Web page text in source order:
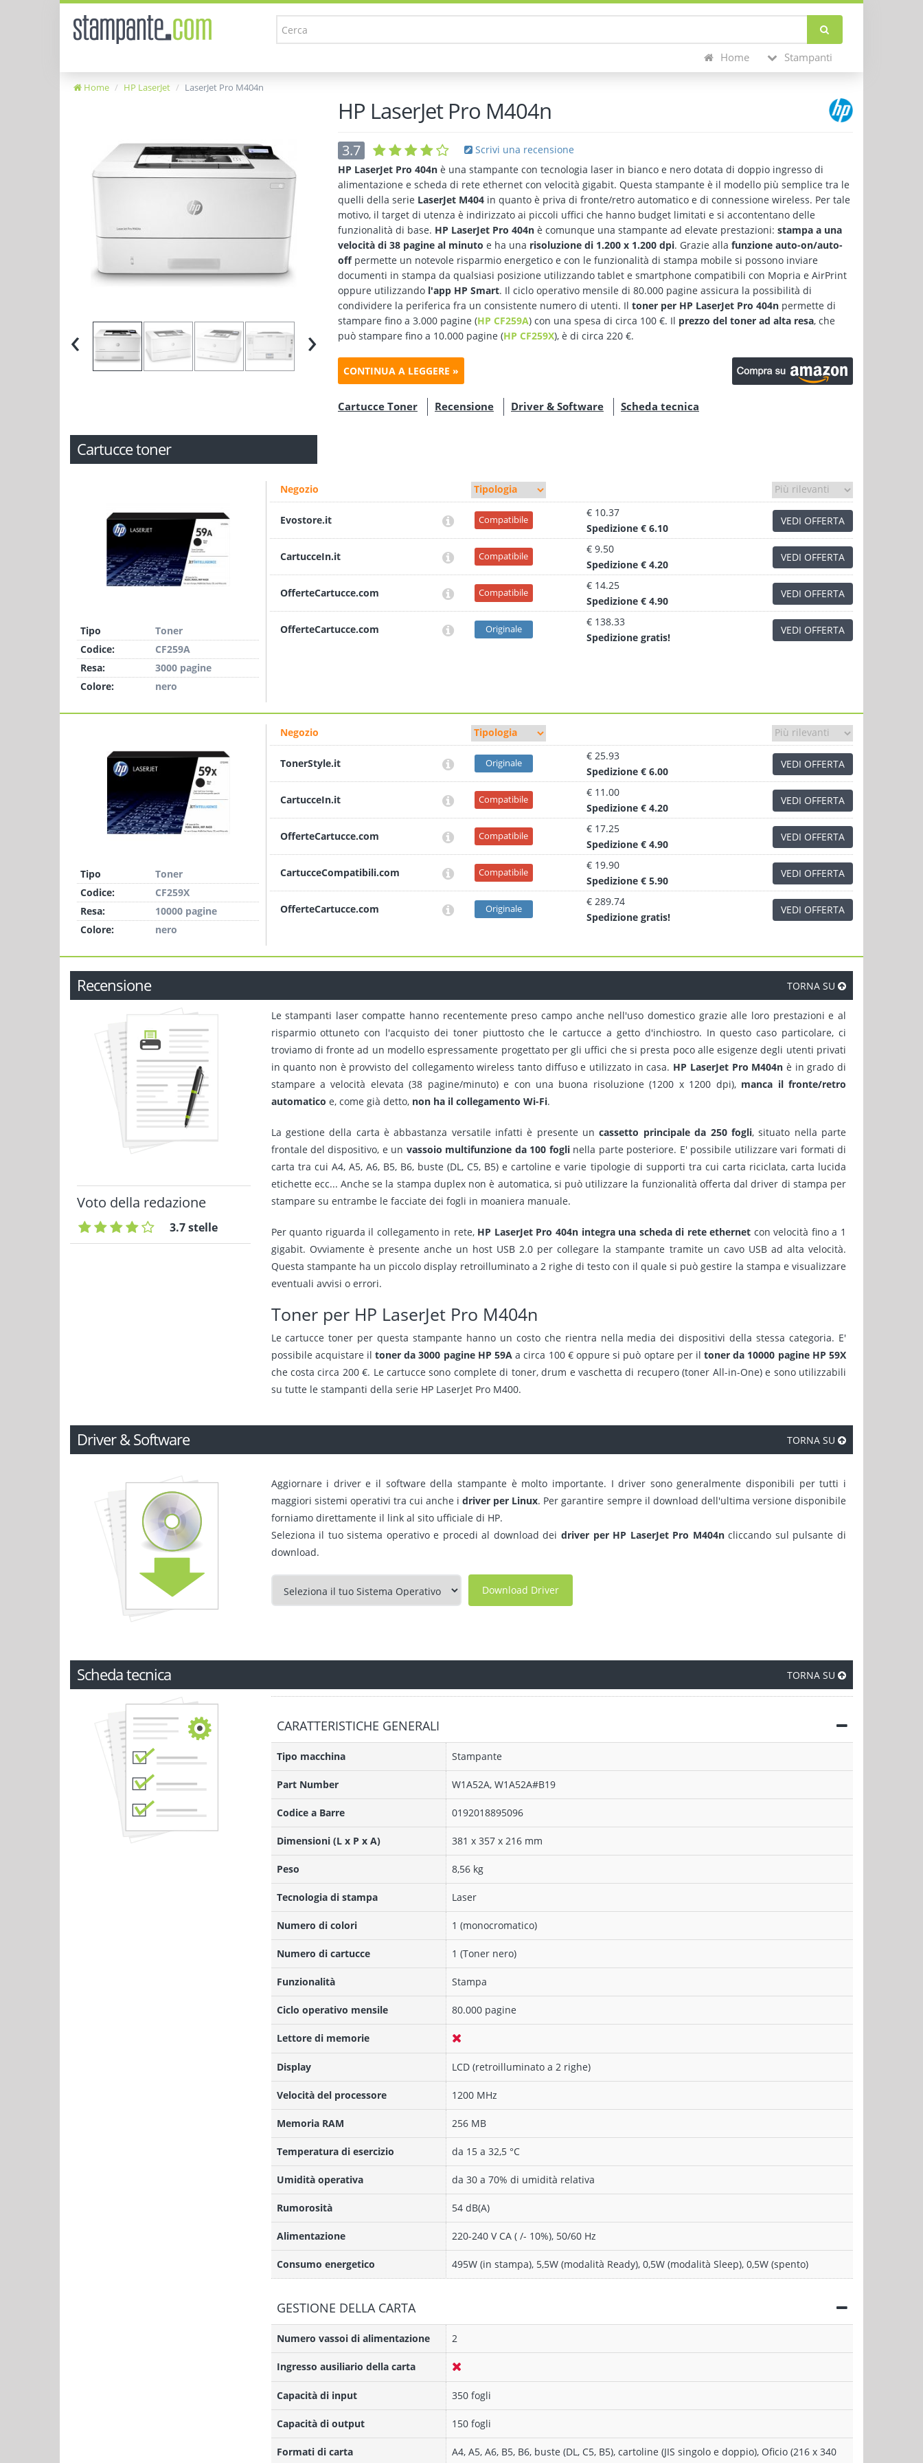
Home Stampanti
Home HP LaserJet LaserJet Pro M404n
HP LaserJet Pro M404n
‹ ›
3.7
Scrivi una recensione
HP LaserJet Pro 404n è una stampante con tecnologia laser in bianco e nero dotata di doppio ingresso di
alimentazione e scheda di rete ethernet con velocità gigabit. Questa stampante è il modello più semplice tra le
quelli della serie LaserJet M404 in quanto è priva di fronte/retro automatico e di connessione wireless. Per tale
motivo, il target di utenza è indirizzato ai piccoli uffici che hanno budget limitati e si accontentano delle
funzionalità di base. HP LaserJet Pro 404n è comunque una stampante ad elevate prestazioni: stampa a una
velocità di 38 pagine al minuto e ha una risoluzione di 1.200 x 1.200 dpi. Grazie alla funzione auto-on/auto-
offpermette un notevole risparmio energetico e con le funzionalità di stampa mobile si possono inviare
documenti in stampa da qualsiasi posizione utilizzando tablet e smartphone compatibili con Mopria e AirPrint
oppure utilizzando l'app HP Smart. Il ciclo operativo mensile di 80.000 pagine assicura la possibilità di
condividere la periferica fra un consistente numero di utenti. Il toner per HP LaserJet Pro 404n permette di
stampare fino a 3.000 pagine (HP CF259A) con una spesa di circa 100 €. Il prezzo del toner ad alta resa, che
può stampare fino a 10.000 pagine (HP CF259X), è di circa 220 €.
CONTINUA A LEGGERE »
Cartucce Toner Recensione Driver & Software Scheda tecnica
Cartucce toner
Tipo
Toner
Codice:
CF259A
Resa:
3000 pagine
Colore:
nero
Negozio
Evostore.it Compatibile
€ 10.37
Spedizione € 6.10
VEDI OFFERTA
CartucceIn.it Compatibile
€ 9.50
Spedizione € 4.20
VEDI OFFERTA
OfferteCartucce.com Compatibile
€ 14.25
Spedizione € 4.90
VEDI OFFERTA
OfferteCartucce.com Originale
€ 138.33
Spedizione gratis!
VEDI OFFERTA
Tipo
Toner
Codice:
CF259X
Resa:
10000 pagine
Colore:
nero
Negozio
TonerStyle.it Originale
€ 25.93
Spedizione € 6.00
VEDI OFFERTA
CartucceIn.it Compatibile
€ 11.00
Spedizione € 4.20
VEDI OFFERTA
OfferteCartucce.com Compatibile
€ 17.25
Spedizione € 4.90
VEDI OFFERTA
CartucceCompatibili.com Compatibile
€ 19.90
Spedizione € 5.90
VEDI OFFERTA
OfferteCartucce.com Originale
€ 289.74
Spedizione gratis!
VEDI OFFERTA
Recensione TORNA SU
Voto della redazione
3.7 stelle
Le stampanti laser compatte hanno recentemente preso campo anche nell'uso domestico grazie alle loro prestazioni e al
risparmio ottuneto con l'acquisto dei toner piuttosto che le cartucce a getto d'inchiostro. In questo caso particolare, ci
troviamo di fronte ad un modello espressamente progettato per gli uffici che si presta poco alle esigenze degli utenti privati
in quanto non è provvisto del collegamento wireless tanto diffuso e utilizzato in casa. HP LaserJet Pro M404n è in grado di
stampare a velocità elevata (38 pagine/minuto) e con una buona risoluzione (1200 x 1200 dpi),manca il fronte/retro
automatico e, come già detto, non ha il collegamento Wi-Fi.
La gestione della carta è abbastanza versatile infatti è presente uncassetto principale da 250 fogli, situato nella parte
frontale del dispositivo, e un vassoio multifunzione da 100 foglinella parte posteriore. E' possibile utilizzare vari formati di
carta tra cui A4, A5, A6, B5, B6, buste (DL, C5, B5) e cartoline e varie tipologie di supporti tra cui carta riciclata, carta lucida
etichette ecc... Anche se la stampa duplex non è automatica, si può utilizzare la funzionalità offerta dal driver di stampa per
stampare su entrambe le facciate dei fogli in moaniera manuale.
Per quanto riguarda il collegamento in rete, HP LaserJet Pro 404n integra una scheda di rete ethernet con velocità fino a 1
gigabit. Ovviamente è presente anche un host USB 2.0 per collegare la stampante tramite un cavo USB ad alta velocità.
Questa stampante ha un piccolo display retroilluminato a 2 righe di testo con il quale si può gestire la stampa e visualizzare
eventuali avvisi o errori.
Toner per HP LaserJet Pro M404n
Le cartucce toner per questa stampante hanno un costo che rientra nella media dei dispositivi della stessa categoria. E'
possibile acquistare iltoner da 3000 pagine HP 59A a circa 100 € oppure si può optare per iltoner da 10000 pagine HP 59X
che costa circa 200 €. Le cartucce sono complete di toner, drum e vaschetta di recupero (toner All-in-One) e sono utilizzabili
su tutte le stampanti della serie HP LaserJet Pro M400.
Driver & Software TORNA SU
Aggiornare i driver e il software della stampante è molto importante. I driver sono generalmente disponibili per tutti i
maggiori sistemi operativi tra cui anche idriver per Linux. Per garantire sempre il download dell'ultima versione disponibile
forniamo direttamente il link al sito ufficiale di HP.
Seleziona il tuo sistema operativo e procedi al download deidriver per HP LaserJet Pro M404ncliccando sul pulsante di
download.
Download Driver
Scheda tecnica TORNA SU
CARATTERISTICHE GENERALI
Tipo macchina Stampante
Part Number W1A52A, W1A52A#B19
Codice a Barre 0192018895096
Dimensioni (L x P x A) 381 x 357 x 216 mm
Peso 8,56 kg
Tecnologia di stampa Laser
Numero di colori 1 (monocromatico)
Numero di cartucce 1 (Toner nero)
Funzionalità Stampa
Ciclo operativo mensile 80.000 pagine
Lettore di memorie
Display LCD (retroilluminato a 2 righe)
Velocità del processore 1200 MHz
Memoria RAM 256 MB
Temperatura di esercizio da 15 a 32,5 °C
Umidità operativa da 30 a 70% di umidità relativa
Rumorosità 54 dB(A)
Alimentazione 220-240 V CA ( /- 10%), 50/60 Hz
Consumo energetico 495W (in stampa), 5,5W (modalità Ready), 0,5W (modalità Sleep), 0,5W (spento)
GESTIONE DELLA CARTA
Numero vassoi di alimentazione 2
Ingresso ausiliario della carta
Capacità di input 350 fogli
Capacità di output 150 fogli
Formati di carta
A4, A5, A6, B5, B6, buste (DL, C5, B5), cartoline (JIS singolo e doppio), Oficio (216 x 340